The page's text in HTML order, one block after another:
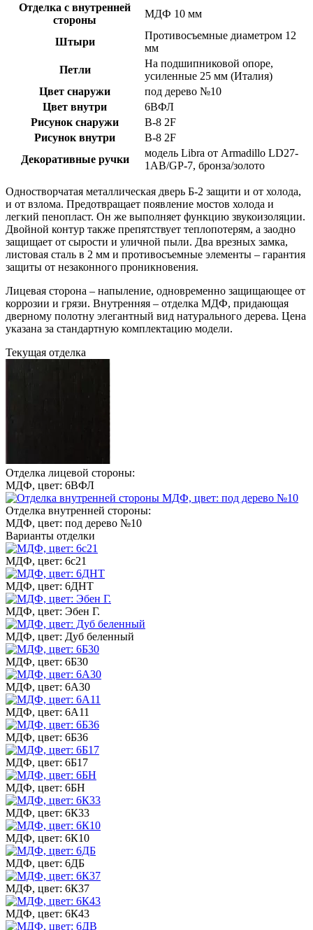
Отделка с внутренней
стороны
МДФ 10 мм
Штыри
Противосъемные диаметром 12
мм
Петли
На подшипниковой опоре,
усиленные 25 мм (Италия)
Цвет снаружи
под дерево №10
Цвет внутри
6ВФЛ
Рисунок снаружи
В-8 2F
Рисунок внутри
В-8 2F
Декоративные ручки
модель Libra от Armadillo LD27-
1AB/GP-7, бронза/золото
Одностворчатая металлическая дверь Б-2 защити и от холода,
и от взлома. Предотвращает появление мостов холода и
легкий пенопласт. Он же выполняет функцию звукоизоляции.
Двойной контур также препятствует теплопотерям, а заодно
защищает от сырости и уличной пыли. Два врезных замка,
листовая сталь в 2 мм и противосъемные элементы – гарантия
защиты от незаконного проникновения.
Лицевая сторона – напыление, одновременно защищающее от
коррозии и грязи. Внутренняя – отделка МДФ, придающая
дверному полотну элегантный вид натурального дерева. Цена
указана за стандартную комплектацию модели.
Текущая отделка
Отделка лицевой стороны:
МДФ, цвет: 6ВФЛ
Отделка внутренней стороны:
МДФ, цвет: под дерево №10
Варианты отделки
МДФ, цвет: 6с21
МДФ, цвет: 6ДНТ
МДФ, цвет: Эбен Г.
МДФ, цвет: Дуб беленный
МДФ, цвет: 6Б30
МДФ, цвет: 6А30
МДФ, цвет: 6А11
МДФ, цвет: 6Б36
МДФ, цвет: 6Б17
МДФ, цвет: 6БН
МДФ, цвет: 6К33
МДФ, цвет: 6К10
МДФ, цвет: 6ДБ
МДФ, цвет: 6К37
МДФ, цвет: 6К43